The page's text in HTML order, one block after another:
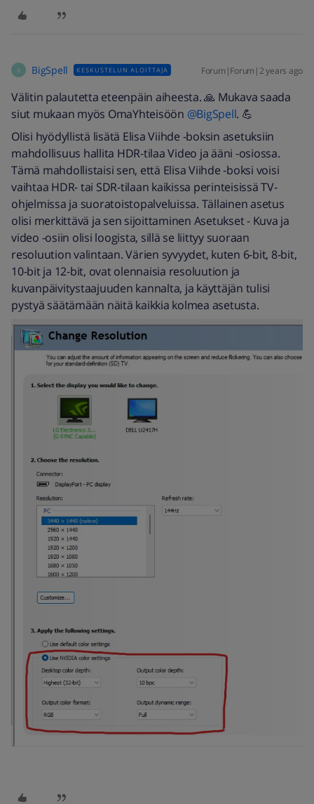
B BigSpell KESKUSTELUN ALOITTAJA Forum|Forum|2 years ago
Välitin palautetta eteenpäin aiheesta. 🙏 Mukava saada
siut mukaan myös OmaYhteisöön @BigSpell. 💪
Olisi hyödyllistä lisätä Elisa Viihde -boksin asetuksiin
mahdollisuus hallita HDR-tilaa Video ja ääni -osiossa.
Tämä mahdollistaisi sen, että Elisa Viihde -boksi voisi
vaihtaa HDR- tai SDR-tilaan kaikissa perinteisissä TV-
ohjelmissa ja suoratoistopalveluissa. Tällainen asetus
olisi merkittävä ja sen sijoittaminen Asetukset - Kuva ja
video -osiin olisi loogista, sillä se liittyy suoraan
resoluution valintaan. Värien syvyydet, kuten 6-bit, 8-bit,
10-bit ja 12-bit, ovat olennaisia resoluution ja
kuvanpäivitystaajuuden kannalta, ja käyttäjän tulisi
pystyä säätämään näitä kaikkia kolmea asetusta.